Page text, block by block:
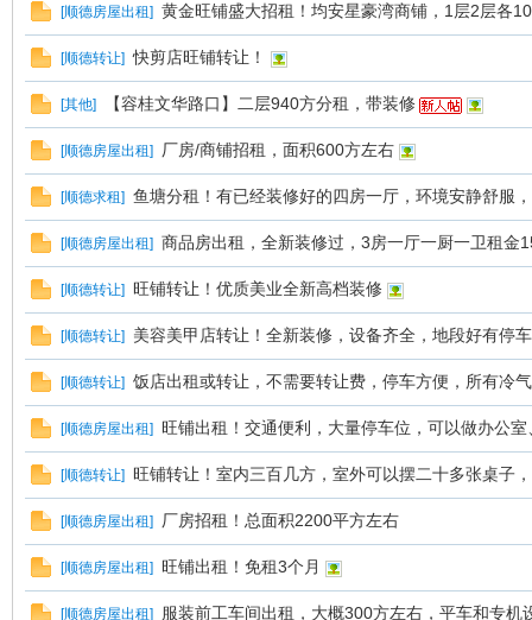
[顺德房屋出租] 黄金旺铺盛大招租！均安星豪湾商铺，1层2层各
[顺德转让] 快剪店旺铺转让！
[其他] 【容桂文华路口】二层940方分租，带装修
[顺德房屋出租] 厂房/商铺招租，面积600方左右
[顺德求租] 鱼塘分租！有已经装修好的四房一厅，环境安静舒服
[顺德房屋出租] 商品房出租，全新装修过，3房一厅一厨一卫租金
[顺德转让] 旺铺转让！优质美业全新高档装修
[顺德转让] 美容美甲店转让！全新装修，设备齐全，地段好有停
[顺德转让] 饭店出租或转让，不需要转让费，停车方便，所有冷
[顺德房屋出租] 旺铺出租！交通便利，大量停车位，可以做办公
[顺德转让] 旺铺转让！室内三百几方，室外可以摆二十多张桌子
[顺德房屋出租] 厂房招租！总面积2200平方左右
[顺德房屋出租] 旺铺出租！免租3个月
[顺德房屋出租] 服装前工车间出租，大概300方左右，平车和专机